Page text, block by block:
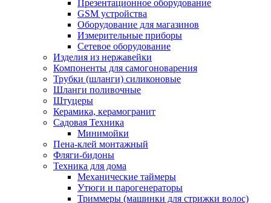
Презентационное оборудование
GSM устройства
Оборудование для магазинов
Измерительные приборы
Сетевое оборудование
Изделия из нержавейки
Компоненты для самогоноварения
Трубки (шланги) силиконовые
Шланги поливочные
Штуцеры
Керамика, керамогранит
Садовая Техника
Минимойки
Пена-клей монтажный
Фляги-бидоны
Техника для дома
Механические таймеры
Утюги и парогенераторы
Триммеры (машинки для стрижки волос)